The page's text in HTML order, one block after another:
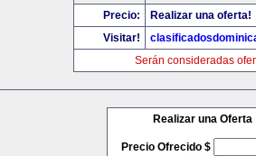
Precio:
Realizar una oferta!
Visitar!
Serán consideradas
Realizar una Oferta
Precio Ofrecido $